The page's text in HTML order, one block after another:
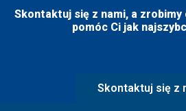
Skontaktuj się z nami, a zrobimy
pomóc Ci jak
Skontaktuj się z